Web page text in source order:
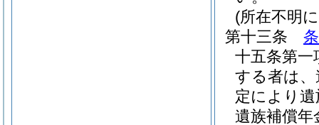
(所在不明
第十三条
十五条第
する者は、
定により
遺族補償年